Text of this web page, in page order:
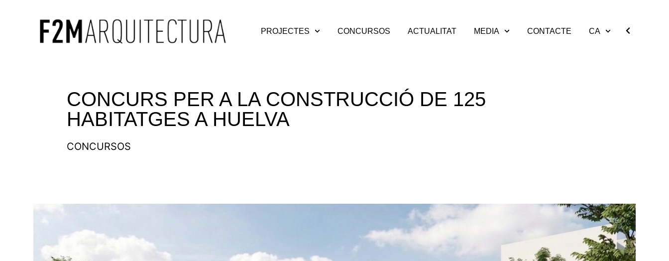
PROJECTES CONCURSOS ACTUALITAT MEDIA CONTACTE CA
CONCURS PER A LA CONSTRUCCIÓ DE 125
HABITATGES A HUELVA
CONCURSOS